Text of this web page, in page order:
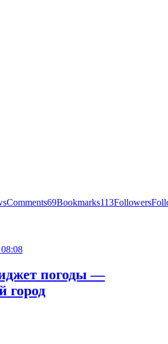
Comments69Bookmarks113Followers
погоды —
город